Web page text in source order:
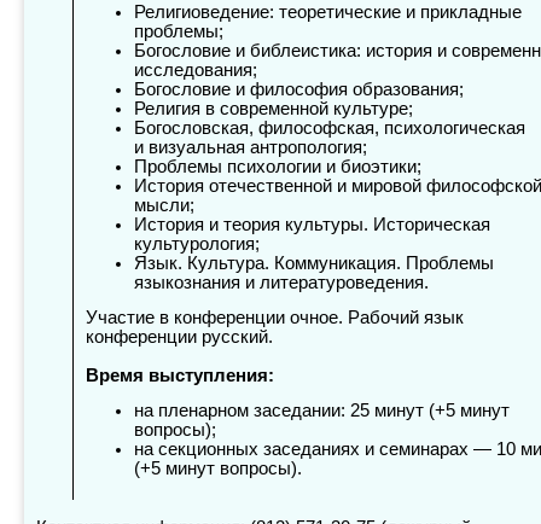
Религиоведение: теоретические и прикладные
проблемы;
Богословие и библеистика: история и
исследования;
Богословие и философия образования;
Религия в современной культуре;
Богословская, философская, психологическая
и визуальная антропология;
Проблемы психологии и биоэтики;
История отечественной и мировой философской
мысли;
История и теория культуры. Историческая
культурология;
Язык. Культура. Коммуникация. Проблемы
языкознания и литературоведения.
Участие в конференции очное. Рабочий язык
конференции русский.
Время выступления:
на пленарном заседании: 25 минут (+5 минут
вопросы);
на секционных заседаниях и семинарах — 10
(+5 минут вопросы).